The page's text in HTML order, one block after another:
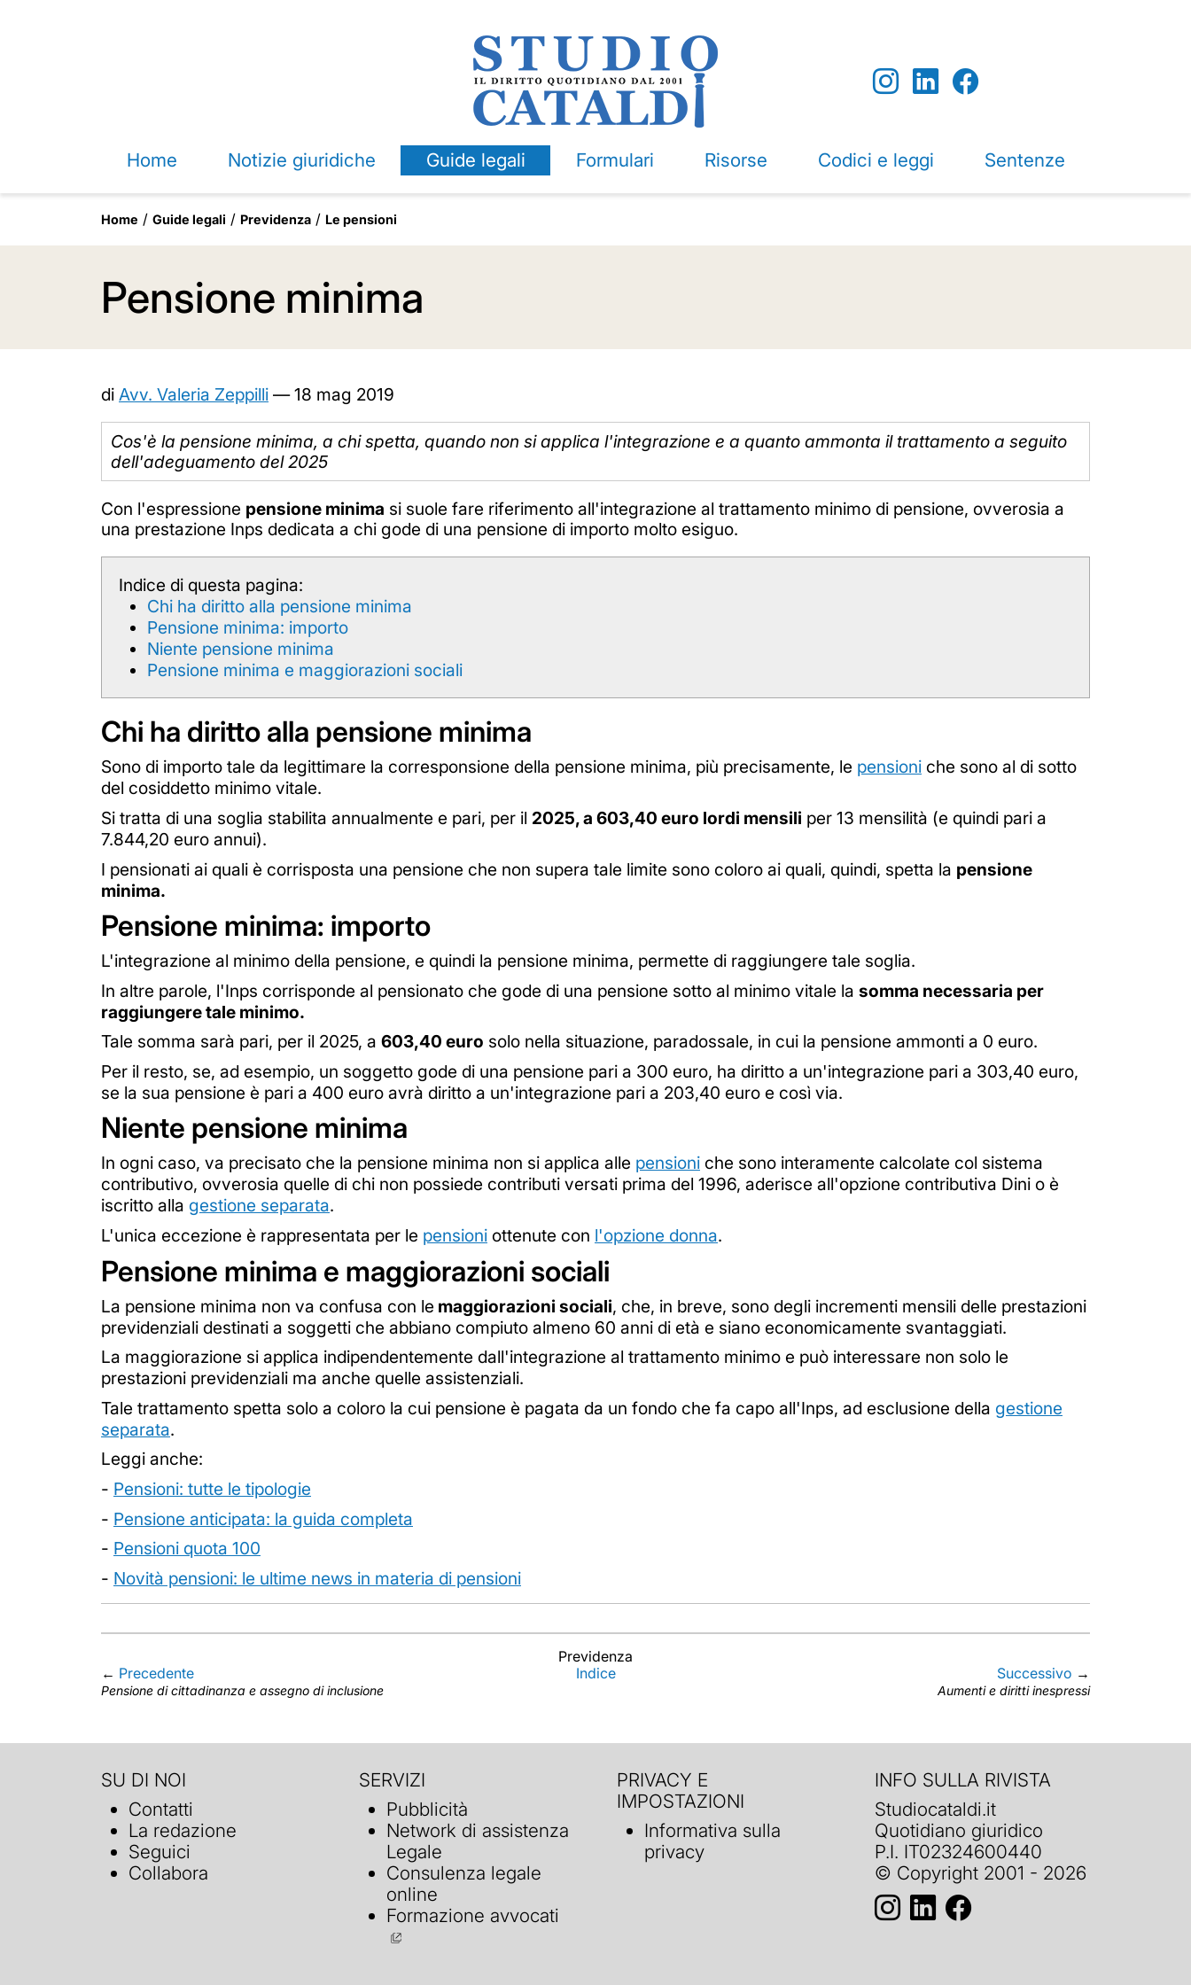
Home Notizie giuridiche Guide legali Formulari Risorse Codici e leggi Sentenze
Home Guide legali Previdenza Le pensioni
Pensione minima
di Avv. Valeria Zeppilli —18 mag 2019
Cos'è la pensione minima, a chi spetta, quando non si applica l'integrazione e a quanto ammonta il trattamento a seguito
dell'adeguamento del 2025
Con l'espressione pensione minima si suole fare riferimento all'integrazione al trattamento minimo di pensione, ovverosia a
una prestazione Inps dedicata a chi gode di una pensione di importo molto esiguo.
Indice di questa pagina:
Chi ha diritto alla pensione minima
Pensione minima: importo
Niente pensione minima
Pensione minima e maggiorazioni sociali
Chi ha diritto alla pensione minima
Sono di importo tale da legittimare la corresponsione della pensione minima, più precisamente, le pensioni che sono al di sotto
del cosiddetto minimo vitale.
Si tratta di una soglia stabilita annualmente e pari, per il 2025, a 603,40 euro lordi mensili per 13 mensilità (e quindi pari a
7.844,20 euro annui).
I pensionati ai quali è corrisposta una pensione che non supera tale limite sono coloro ai quali, quindi, spetta la pensione
minima.
Pensione minima: importo
L'integrazione al minimo della pensione, e quindi la pensione minima, permette di raggiungere tale soglia.
In altre parole, l'Inps corrisponde al pensionato che gode di una pensione sotto al minimo vitale la somma necessaria per
raggiungere tale minimo.
Tale somma sarà pari, per il 2025, a 603,40 euro solo nella situazione, paradossale, in cui la pensione ammonti a 0 euro.
Per il resto, se, ad esempio, un soggetto gode di una pensione pari a 300 euro, ha diritto a un'integrazione pari a 303,40 euro,
se la sua pensione è pari a 400 euro avrà diritto a un'integrazione pari a 203,40 euro e così via.
Niente pensione minima
In ogni caso, va precisato che la pensione minima non si applica alle pensioni che sono interamente calcolate col sistema
contributivo, ovverosia quelle di chi non possiede contributi versati prima del 1996, aderisce all'opzione contributiva Dini o è
iscritto alla gestione separata.
L'unica eccezione è rappresentata per le pensioni ottenute con l'opzione donna.
Pensione minima e maggiorazioni sociali
La pensione minima non va confusa con le maggiorazioni sociali, che, in breve, sono degli incrementi mensili delle prestazioni
previdenziali destinati a soggetti che abbiano compiuto almeno 60 anni di età e siano economicamente svantaggiati.
La maggiorazione si applica indipendentemente dall'integrazione al trattamento minimo e può interessare non solo le
prestazioni previdenziali ma anche quelle assistenziali.
Tale trattamento spetta solo a coloro la cui pensione è pagata da un fondo che fa capo all'Inps, ad esclusione della gestione
separata.
Leggi anche:
- Pensioni: tutte le tipologie
- Pensione anticipata: la guida completa
- Pensioni quota 100
- Novità pensioni: le ultime news in materia di pensioni
Previdenza
← Precedente
Pensione di cittadinanza e assegno di inclusione
Indice Successivo →
Aumenti e diritti inespressi
SU DI NOI
Contatti
La redazione
Seguici
Collabora
SERVIZI
Pubblicità
Network di assistenza
Legale
Consulenza legale
online
Formazione avvocati
PRIVACY E
IMPOSTAZIONI
Informativa sulla
privacy
INFO SULLA RIVISTA
Studiocataldi.it
Quotidiano giuridico
P.I. IT02324600440
© Copyright 2001 - 2026